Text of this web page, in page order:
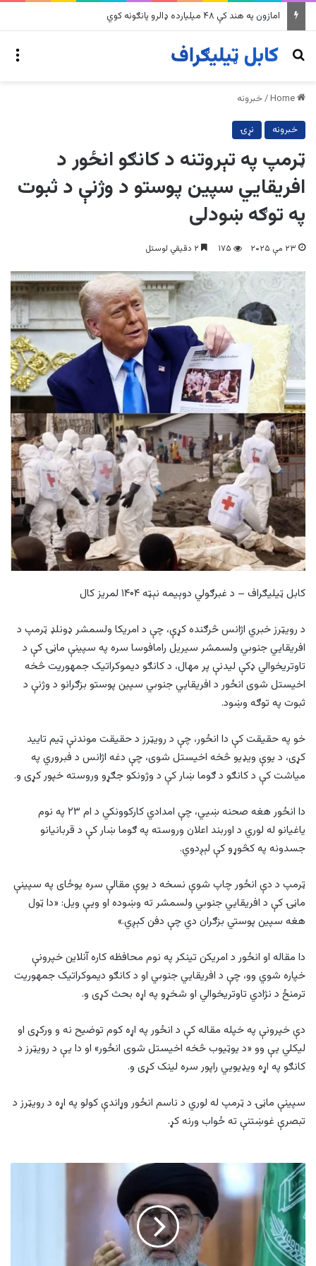
په وینزویلا کې زورورو زلزلو پراخ زیانونه اړولي
Search for
/خبرونه
خبرونه نړۍ
ټرمپ په تېروتنه د کانګو انځور د
افریقایي سپین پوستو د وژنې د ثبوت
په توګه ښودلی
۲۳ مې ۲۰۲۵ ۱۷۵
کابل ټیلیګراف – د غبرګولي دوېیمه نېټه ۱۴۰۴ لمریز کال
د رویټرز خبري اژانس څرګنده کړې، چې د امریکا ولسمشر ډونلډ ټرمپ د
افریقایي جنوبي ولسمشر سیریل رامافوسا سره په سپینې ماڼۍ کې د
تاوتریخوالي ډکې لیدنې پر مهال، د کانګو دیموکراتیک جمهوریت څخه
اخیستل شوی انځور د افریقایي جنوبي سپین پوستو بزګرانو د وژنې د
ثبوت په توګه وښود.
خو په حقیقت کې دا انځور، چې د رویټرز د حقیقت موندنې ټیم تایید
کړی، د یوې ویډیو څخه اخیستل شوی، چې دغه اژانس د فبروري په
میاشت کې د کانګو د ګوما ښار کې د وژونکو جګړو وروسته خپور کړی و.
دا انځور هغه صحنه ښيي، چې امدادي کارکوونکي د ام ۲۳ په نوم
یاغیانو له لوري د اوربند اعلان وروسته په ګوما ښار کې د قربانیانو
جسدونه په کڅوړو کې لېږدوي.
ټرمپ د دې انځور چاپ شوې نسخه د یوې مقالې سره یوځای په سپینې
ماڼۍ کې د افریقایي جنوبي ولسمشر ته وښوده او ویې ویل: «دا ټول
هغه سپین پوستي بزګران دي چې دفن کېږي.»
دا مقاله او انځور د امریکن تینکر په نوم محافظه کاره آنلاین خپرونې
خپاره شوي وو، چې د افریقایي جنوبي او د کانګو دیموکراتیک جمهوریت
ترمنځ د نژادي تاوتریخوالي او شخړو په اړه بحث کړی و.
دې خپرونې په خپله مقاله کې د انځور په اړه کوم توضیح نه و ورکړی او
لیکلي یې وو «د یوټیوب څخه اخیستل شوی انځور» او دا یې د رویټرز د
کانګو په اړه ویډیويي راپور سره لینک کړی و.
سپینې ماڼۍ د ټرمپ له لوري د ناسم انځور وړاندې کولو په اړه د رویټرز د
تبصرې غوښتنې ته ځواب ورنه کړ.
ګلبدین
حکمتیار:
روسیه
د
افغانستان
بګرام
اډه